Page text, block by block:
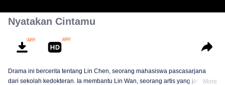
Nyatakan Cintamu
Drama ini bercerita tentang Lin Chen, seorang mahasiswa pascasarjana
dari sekolah kedokteran. Ia membantu Lin Wan, seorang artis yang jatuhMore